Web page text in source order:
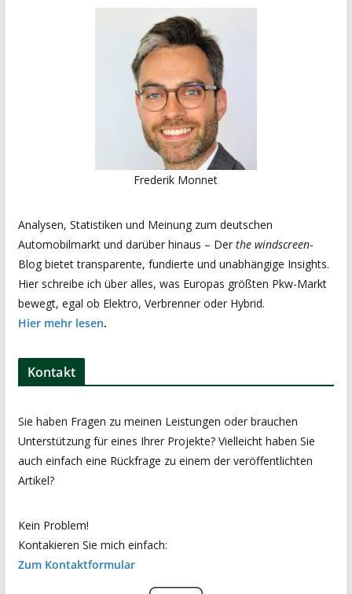
Frederik Monnet
Analysen, Statistiken und Meinung zum deutschen
Automobilmarkt und darüber hinaus – Der the windscreen-
Blog bietet transparente, fundierte und unabhängige Insights.
Hier schreibe ich über alles, was Europas größten Pkw-Markt
bewegt, egal ob Elektro, Verbrenner oder Hybrid.
Hier mehr lesen.
Kontakt
Sie haben Fragen zu meinen Leistungen oder brauchen
Unterstützung für eines Ihrer Projekte? Vielleicht haben Sie
auch einfach eine Rückfrage zu einem der veröffentlichten
Artikel?
Kein Problem!
Kontakieren Sie mich einfach:
Zum Kontaktformular